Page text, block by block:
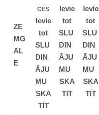
ZE
MG
AL
E
CES
Ievie
tot
SLU
DIN
ĀJU
MU
SKA
TĪT
Ievie
tot
SLU
DIN
ĀJU
MU
SKA
TĪT
Ievie
tot
SLU
DIN
ĀJU
MU
SKA
TĪT